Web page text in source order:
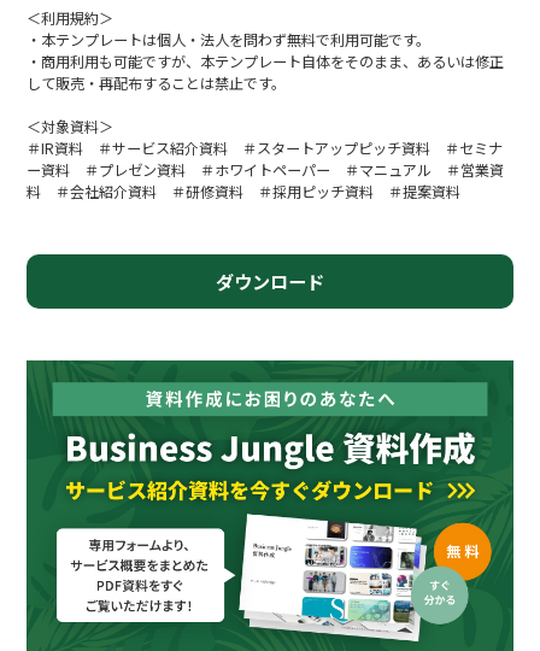
＜利用規約＞
・本テンプレートは個人・法人を問わず無料で利用可能です。
・商用利用も可能ですが、本テンプレート自体をそのまま、あるいは修正
して販売・再配布することは禁止です。
＜対象資料＞
＃IR資料 ＃サービス紹介資料 ＃スタートアップピッチ資料 ＃セミナ
ー資料 ＃プレゼン資料 ＃ホワイトペーパー ＃マニュアル ＃営業資
料 ＃会社紹介資料 ＃研修資料 ＃採用ピッチ資料 ＃提案資料
ダウンロード